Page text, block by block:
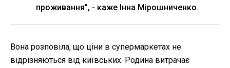
проживання", - каже Інна Мірошниченко.
Вона розповіла, що ціни в супермаркетах не
відрізняються від київських. Родина витрачає